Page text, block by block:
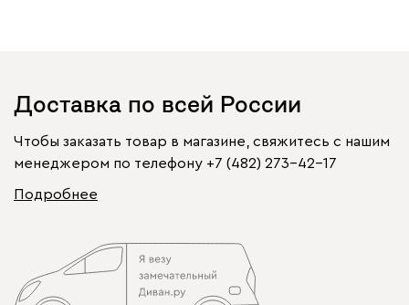
Доставка по всей России
Чтобы заказать товар в магазине, свяжитесь с нашим
менеджером по телефону +7 (482) 273-42-17
Подробнее